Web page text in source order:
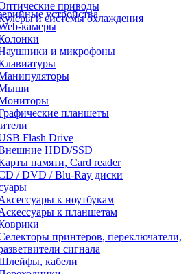
приводы
и системы охлаждения
устройства
камеры
и микрофоны
планшеты
Flash Drive
HDD/SSD
памяти, Card reader
/ DVD / Blu-Ray диски
к ноутбукам
к планшетам
принтеров, переключатели,
сигнала
кабели